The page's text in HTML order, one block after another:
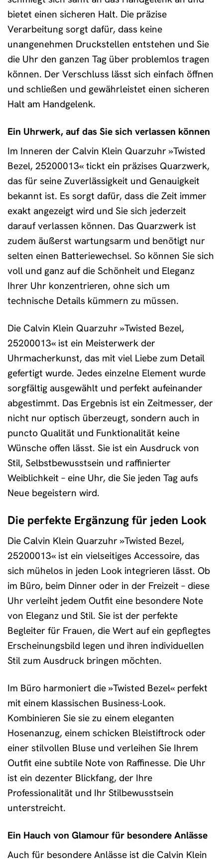
bietet einen sicheren Halt. Die präzise
Verarbeitung sorgt dafür, dass keine
unangenehmen Druckstellen entstehen und Sie
die Uhr den ganzen Tag über problemlos tragen
können. Der Verschluss lässt sich einfach öffnen
und schließen und gewährleistet einen sicheren
Halt am Handgelenk.
Ein Uhrwerk, auf das Sie sich verlassen können
Im Inneren der Calvin Klein Quarzuhr »Twisted
Bezel, 25200013« tickt ein präzises Quarzwerk,
das für seine Zuverlässigkeit und Genauigkeit
bekannt ist. Es sorgt dafür, dass die Zeit immer
exakt angezeigt wird und Sie sich jederzeit
darauf verlassen können. Das Quarzwerk ist
zudem äußerst wartungsarm und benötigt nur
selten einen Batteriewechsel. So können Sie sich
voll und ganz auf die Schönheit und Eleganz
Ihrer Uhr konzentrieren, ohne sich um
technische Details kümmern zu müssen.
Die Calvin Klein Quarzuhr »Twisted Bezel,
25200013« ist ein Meisterwerk der
Uhrmacherkunst, das mit viel Liebe zum Detail
gefertigt wurde. Jedes einzelne Element wurde
sorgfältig ausgewählt und perfekt aufeinander
abgestimmt. Das Ergebnis ist ein Zeitmesser, der
nicht nur optisch überzeugt, sondern auch in
puncto Qualität und Funktionalität keine
Wünsche offen lässt. Sie ist ein Ausdruck von
Stil, Selbstbewusstsein und raffinierter
Weiblichkeit – eine Uhr, die Sie jeden Tag aufs
Neue begeistern wird.
Die perfekte Ergänzung für jeden Look
Die Calvin Klein Quarzuhr »Twisted Bezel,
25200013« ist ein vielseitiges Accessoire, das
sich mühelos in jeden Look integrieren lässt. Ob
im Büro, beim Dinner oder in der Freizeit – diese
Uhr verleiht jedem Outfit eine besondere Note
von Eleganz und Stil. Sie ist der perfekte
Begleiter für Frauen, die Wert auf ein gepflegtes
Erscheinungsbild legen und ihren individuellen
Stil zum Ausdruck bringen möchten.
Im Büro harmoniert die »Twisted Bezel« perfekt
mit einem klassischen Business-Look.
Kombinieren Sie sie zu einem eleganten
Hosenanzug, einem schicken Bleistiftrock oder
einer stilvollen Bluse und verleihen Sie Ihrem
Outfit eine subtile Note von Raffinesse. Die Uhr
ist ein dezenter Blickfang, der Ihre
Professionalität und Ihr Stilbewusstsein
unterstreicht.
Ein Hauch von Glamour für besondere Anlässe
Auch für besondere Anlässe ist die Calvin Klein